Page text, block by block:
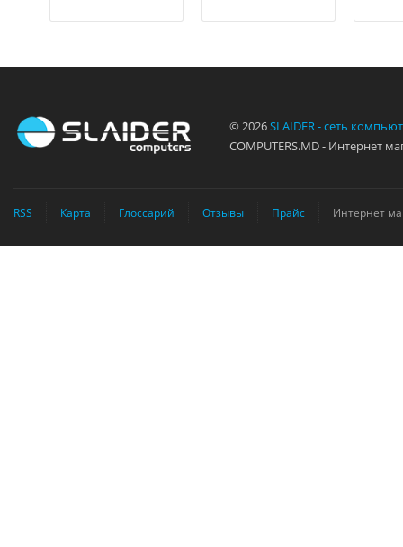
© 2026SLAIDER - сеть
COMPUTERS.MD - Интернет
RSS Карта Глоссарий Отзывы Прайс Интернет